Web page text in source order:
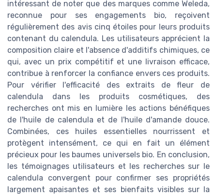
intéressant de noter que des marques comme Weleda,
reconnue pour ses engagements bio, reçoivent
régulièrement des avis cinq étoiles pour leurs produits
contenant du calendula. Les utilisateurs apprécient la
composition claire et l'absence d'additifs chimiques, ce
qui, avec un prix compétitif et une livraison efficace,
contribue à renforcer la confiance envers ces produits.
Pour vérifier l'efficacité des extraits de fleur de
calendula dans les produits cosmétiques, des
recherches ont mis en lumière les actions bénéfiques
de l'huile de calendula et de l'huile d'amande douce.
Combinées, ces huiles essentielles nourrissent et
protègent intensément, ce qui en fait un élément
précieux pour les baumes universels bio. En conclusion,
les témoignages utilisateurs et les recherches sur le
calendula convergent pour confirmer ses propriétés
largement apaisantes et ses bienfaits visibles sur la